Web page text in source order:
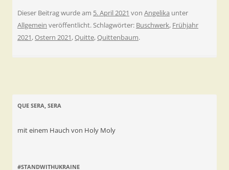
Dieser Beitrag wurde am 5. April 2021 von Angelika unter
Allgemein veröffentlicht. Schlagwörter: Buschwerk, Frühjahr
2021,Ostern 2021,Quitte,Quittenbaum.
QUE SERA, SERA
mit einem Hauch von Holy Moly
#STANDWITHUKRAINE